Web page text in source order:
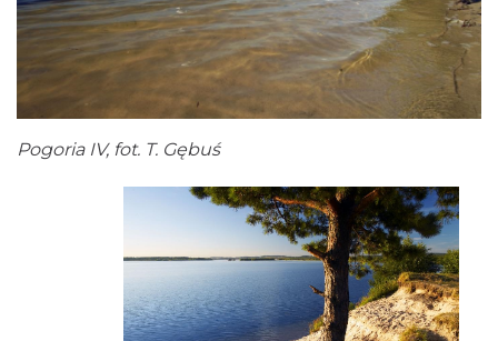
Pogoria IV, fot. T. Gębuś